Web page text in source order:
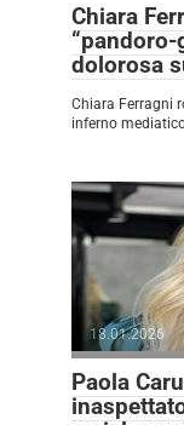
Chiara
“pandoro-
dolorosa
Chiara Ferragni
inferno
18.01.2026
Paola